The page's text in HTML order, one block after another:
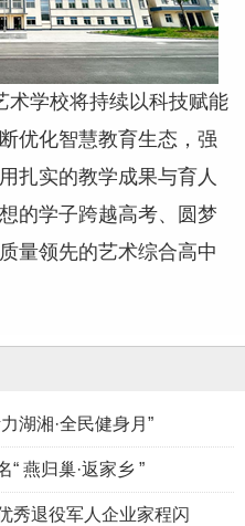
术学校将持续以科技赋能
优化智慧教育生态，强
扎实的教学成果与育人
的学子跨越高考、圆梦
量领先的艺术综合高中
湖湘·全民健身月”
燕归巢·返家乡 ”
退役军人企业家程闪